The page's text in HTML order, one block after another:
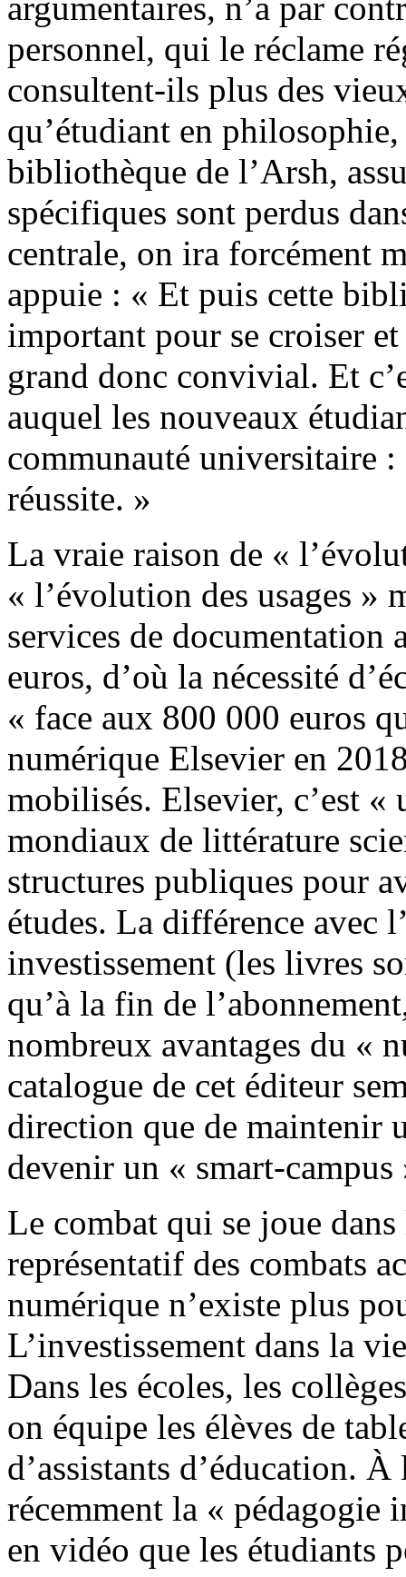
personnel, qui le réclame
consultent-ils plus des
qu’étudiant en
bibliothèque de l’Arsh,
spécifiques sont perdus
centrale, on ira forcément
appuie : « Et puis cette
important pour se croiser
grand donc convivial. Et
auquel les nouveaux
communauté universitaire
réussite. »
La vraie raison de «
« l’évolution des usages »
services de
euros, d’où la nécessité
« face aux 800 000 euros
numérique Elsevier en
mobilisés. Elsevier, c’est «
mondiaux de littérature
structures publiques pour
études. La différence avec
investissement (les livres
qu’à la fin de
nombreux avantages du «
catalogue de cet éditeur
direction que de maintenir
devenir un « smart-
Le combat qui se joue
représentatif des combats
numérique n’existe plus
L’investissement dans la
Dans les écoles, les
on équipe les élèves de
d’assistants d’éducation.
récemment la « pédagogie
en vidéo que les étudiants